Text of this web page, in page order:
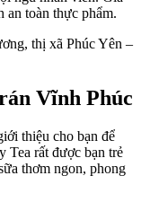
an toàn thực phẩm.
thị xã Phúc Yên –
Vĩnh Phúc
thiệu cho bạn để
Tea rất được bạn trẻ
thơm ngon, phong